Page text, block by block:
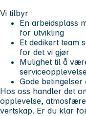
Vi tilbyr
En arbeidsplass
for utvikling
Et dedikert team
for det vi gjør
Mulighet til å
Gode
Hos oss handler det
opplevelse,
vertskap. Er du klar